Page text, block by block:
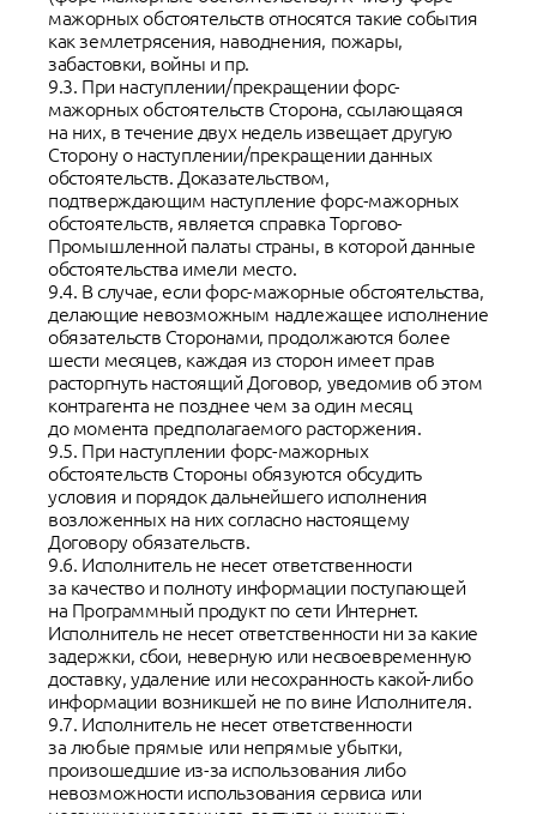
мажорных обстоятельств относятся такие события
как землетрясения, наводнения, пожары,
забастовки, войны и пр.
9.3. При наступлении/прекращении форс-
мажорных обстоятельств Сторона, ссылающаяся
на них, в течение двух недель извещает другую
Сторону о наступлении/прекращении данных
обстоятельств. Доказательством,
подтверждающим наступление форс-мажорных
обстоятельств, является справка Торгово-
Промышленной палаты страны, в которой данные
обстоятельства имели место.
9.4. В случае, если форс-мажорные обстоятельства,
делающие невозможным надлежащее исполнение
обязательств Сторонами, продолжаются более
шести месяцев, каждая из сторон имеет прав
расторгнуть настоящий Договор, уведомив об этом
контрагента не позднее чем за один месяц
до момента предполагаемого расторжения.
9.5. При наступлении форс-мажорных
обстоятельств Стороны обязуются обсудить
условия и порядок дальнейшего исполнения
возложенных на них согласно настоящему
Договору обязательств.
9.6. Исполнитель не несет ответственности
за качество и полноту информации поступающей
на Программный продукт по сети Интернет.
Исполнитель не несет ответственности ни за какие
задержки, сбои, неверную или несвоевременную
доставку, удаление или несохранность какой-либо
информации возникшей не по вине Исполнителя.
9.7. Исполнитель не несет ответственности
за любые прямые или непрямые убытки,
произошедшие из-за использования либо
невозможности использования сервиса или